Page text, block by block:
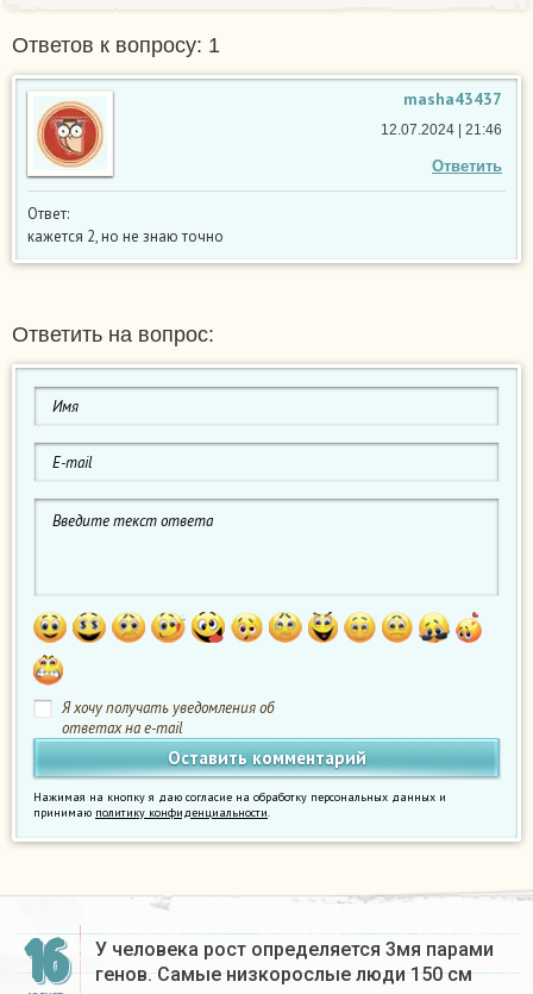
Ответов к вопросу: 1
masha43437
Ответить
12.07.2024 | 21:46
Ответ:
кажется 2, но не знаю точно
Ответить на вопрос:
Я хочу получать уведомления об
ответах на e-mail
Нажимая на кнопку я даю согласие на обработку персональных данных и
принимаю политику конфиденциальности.
16
У человека рост определяется 3мя парами
генов. Самые низкорослые люди 150 см